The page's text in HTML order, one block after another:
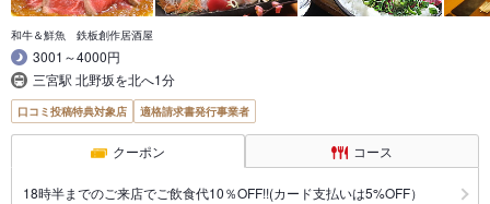
和牛＆鮮魚 鉄板創作居酒屋
3001～4000円
三宮駅 北野坂を北へ1分
口コミ投稿特典対象店 適格請求書発行事業者
クーポン コース
18時半までのご来店でご飲食代10％OFF!!(カード支払いは5%OFF）